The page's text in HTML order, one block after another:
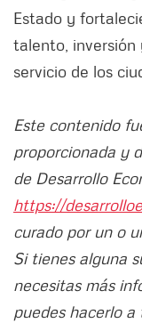
Estado y
talento, inversión
servicio de los
Este contenido
proporcionada y
de Desarrollo
https://
curado por un o
Si tienes alguna
necesitas más
puedes hacerlo